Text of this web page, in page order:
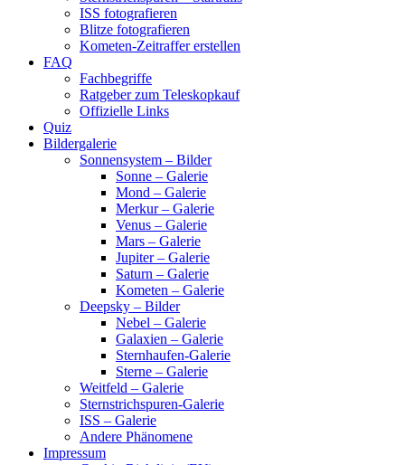
ISS fotografieren
Blitze fotografieren
Kometen-Zeitraffer erstellen
FAQ
Fachbegriffe
Ratgeber zum Teleskopkauf
Offizielle Links
Quiz
Bildergalerie
Sonnensystem – Bilder
Sonne – Galerie
Mond – Galerie
Merkur – Galerie
Venus – Galerie
Mars – Galerie
Jupiter – Galerie
Saturn – Galerie
Kometen – Galerie
Deepsky – Bilder
Nebel – Galerie
Galaxien – Galerie
Sternhaufen-Galerie
Sterne – Galerie
Weitfeld – Galerie
Sternstrichspuren-Galerie
ISS – Galerie
Andere Phänomene
Impressum